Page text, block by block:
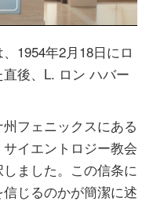
1954年2月18日にロ
後、L. ロン ハバー
フェニックスにある
イエントロジー教会
ました。この信条に
じるのかが簡潔に述